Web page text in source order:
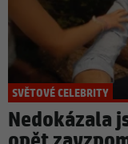
SVĚTOVÉ CELEBRITY
Nedokázala